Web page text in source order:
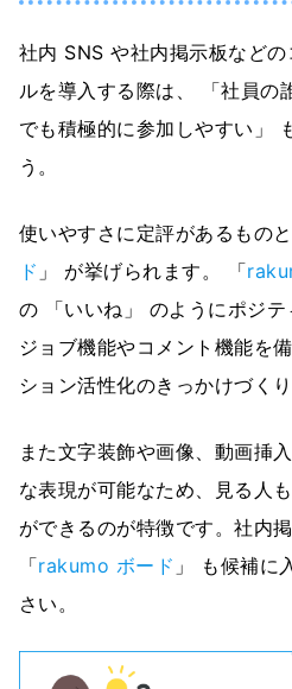
社内 SNS や社内掲示板など
ルを導入する際は、 「社員の
でも積極的に参加しやすい」
う。
使いやすさに定評があるもの
ド 」 が挙げられます。 「
の 「いいね」 のようにポジ
ジョブ機能やコメント機能を
ション活性化のきっかけづく
また文字装飾や画像、動画挿
な表現が可能なため、見る人
ができるのが特徴です。社内
「rakumo ボード 」 も候補に
さい。